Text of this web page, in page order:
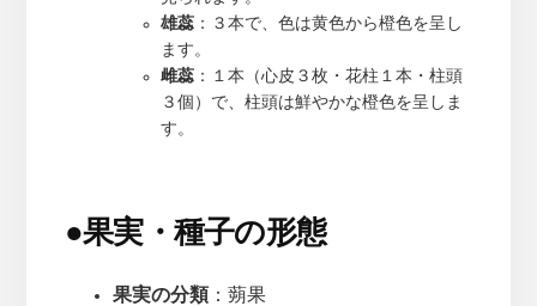
雄蕊：３本で、色は黄色から橙色を呈し
ます。
雌蕊：１本（心皮３枚・花柱１本・柱頭
３個）で、柱頭は鮮やかな橙色を呈しま
す。
●果実・種子の形態
果実の分類 ：蒴果